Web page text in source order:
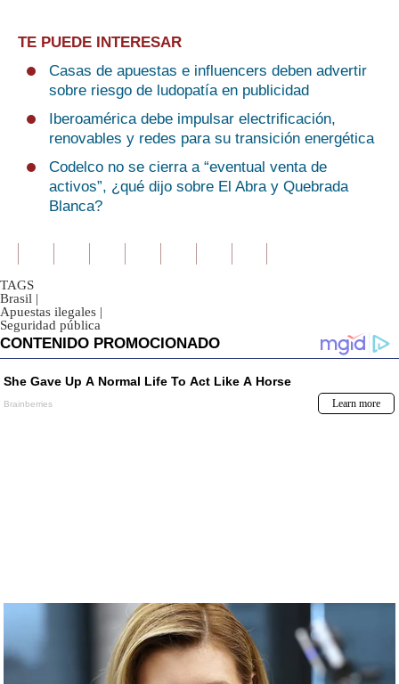
TE PUEDE INTERESAR
Casas de apuestas e influencers deben advertir
sobre riesgo de ludopatía en publicidad
Iberoamérica debe impulsar electrificación,
renovables y redes para su transición energética
Codelco no se cierra a “eventual venta de
activos”, ¿qué dijo sobre El Abra y Quebrada
Blanca?
TAGS
Brasil |
Apuestas ilegales |
Seguridad pública